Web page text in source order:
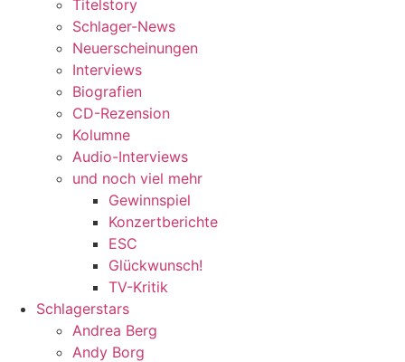
Titelstory
Schlager-News
Neuerscheinungen
Interviews
Biografien
CD-Rezension
Kolumne
Audio-Interviews
und noch viel mehr
Gewinnspiel
Konzertberichte
ESC
Glückwunsch!
TV-Kritik
Schlagerstars
Andrea Berg
Andy Borg